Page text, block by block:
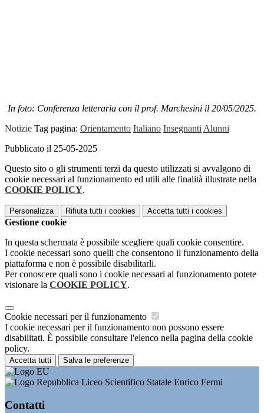
In foto: Conferenza letteraria con il prof. Marchesini il 20/05/2025.
Notizie Tag pagina: Orientamento Italiano Insegnanti Alunni
Pubblicato il 25-05-2025
Questo sito o gli strumenti terzi da questo utilizzati si avvalgono di
cookie necessari al funzionamento ed utili alle finalità illustrate nella
COOKIE POLICY.
Personalizza Rifiuta tutti i cookies Accetta tutti i cookies
Gestione cookie
In questa schermata è possibile scegliere quali cookie consentire.
I cookie necessari sono quelli che consentono il funzionamento della
piattaforma e non è possibile disabilitarli.
Per conoscere quali sono i cookie necessari al funzionamento potete
visionare la COOKIE POLICY.
Cookie necessari per il funzionamento
I cookie necessari per il funzionamento non possono essere
disabilitati. È possibile consultare l'elenco nella pagina della cookie
policy.
Accetta tutti Salva le preferenze
Liceo Scientifico Statale Enrico Fermi
Contatti